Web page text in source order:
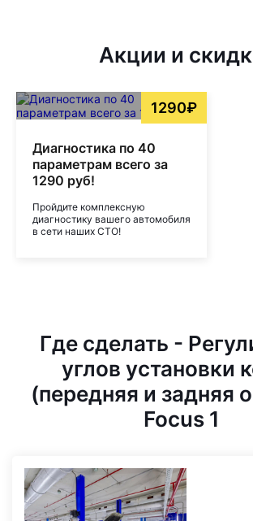
Акции и
1290₽
Диагностика по 40
параметрам всего за
1290 руб!
Пройдите комплексную
диагностику вашего автомобиля
в сети наших СТО!
Где сделать -
углов установки
(передняя и задняя
Focus 1